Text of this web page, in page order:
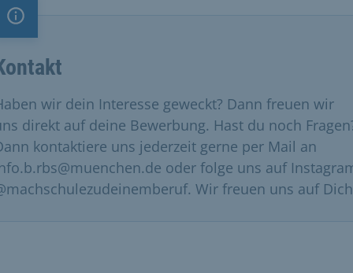
Information
wir dein Interesse geweckt? Dann freuen wir
direkt auf deine Bewerbung. Hast du noch
kontaktiere uns jederzeit gerne per Mail an
oder folge uns auf
Wir freuen uns auf